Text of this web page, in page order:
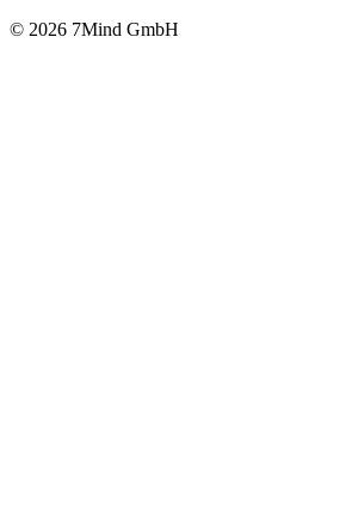
© 2026 7Mind GmbH